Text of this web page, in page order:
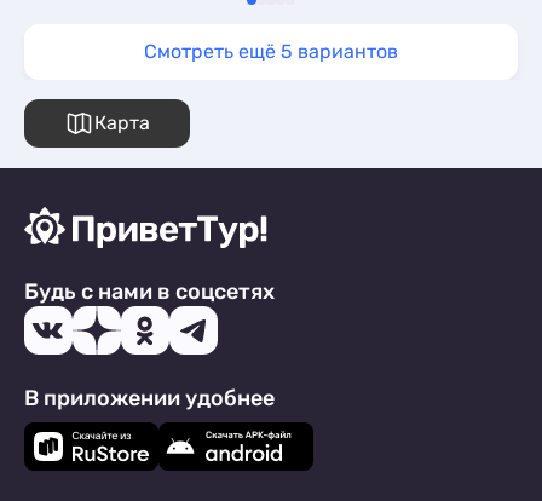
Смотреть ещё 5 вариантов
Карта
Будь с нами в соцсетях
В приложении удобнее